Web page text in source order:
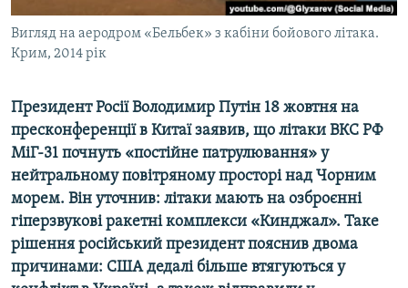
Вигляд на аеродром «Бельбек» з кабіни бойового літака.
Крим, 2014 рік
Президент Росії Володимир Путін 18 жовтня на
пресконференції в Китаї заявив, що літаки ВКС РФ
МіГ-31 почнуть «постійне патрулювання» у
нейтральному повітряному просторі над Чорним
морем. Він уточнив: літаки мають на озброєнні
гіперзвукові ракетні комплекси «Кинджал». Таке
рішення російський президент пояснив двома
причинами: США дедалі більше втягуються у